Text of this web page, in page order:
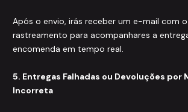
Após o envio, irás receber um e-mail com
rastreamento para acompanhares a
encomenda em tempo real.
5. Entregas Falhadas ou Devoluções por
Incorreta